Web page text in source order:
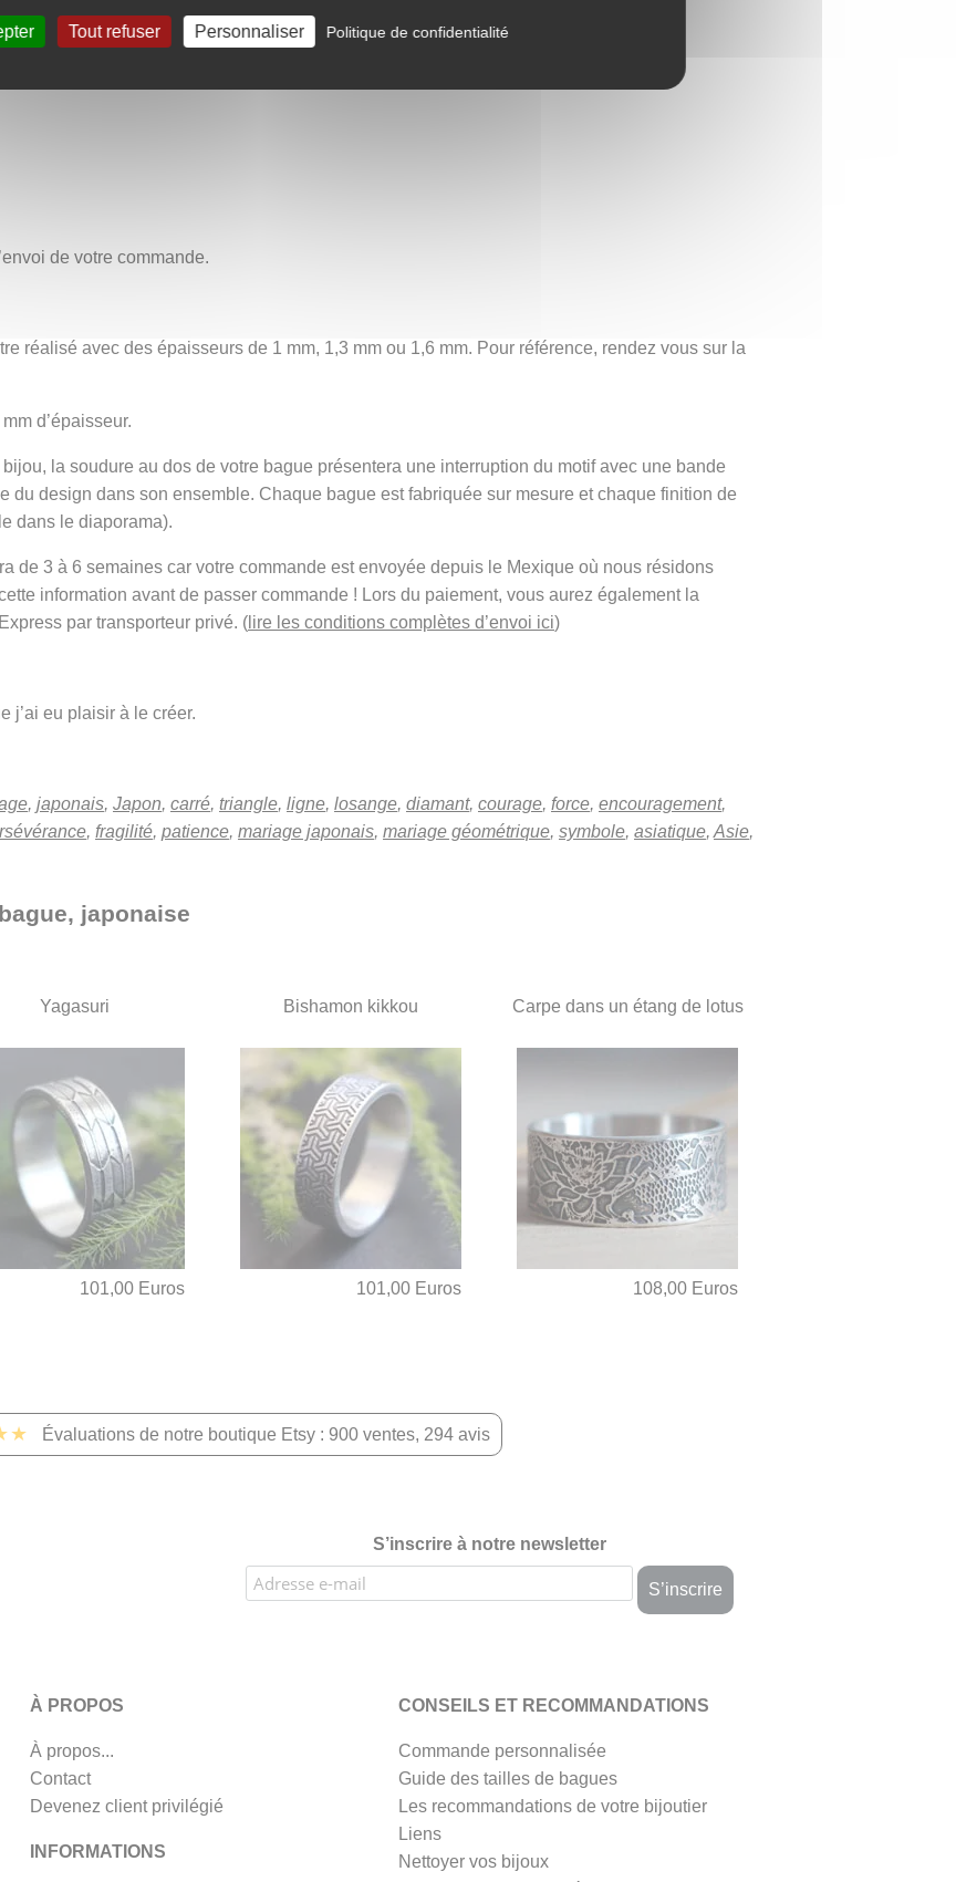
Bijoux et symboles japonais
de votre commande.
réalisé avec des épaisseurs de 1 mm, 1,3 mm ou 1,6 mm. Pour référence, rendez vous sur la
d’épaisseur.
la soudure au dos de votre bague présentera une interruption du motif avec une bande
du design dans son ensemble. Chaque bague est fabriquée sur mesure et chaque finition de
dans le diaporama).
de 3 à 6 semaines car votre commande est envoyée depuis le Mexique où nous résidons
information avant de passer commande ! Lors du paiement, vous aurez également la
par transporteur privé. ( lire les conditions complètes d’envoi ici)
j’ai eu plaisir à le créer.
, japonais, Japon, carré, triangle, ligne, losange, diamant, courage, force, encouragement,
, fragilité, patience, mariage japonais, mariage géométrique, symbole, asiatique, Asie,
japonaise
Yagasuri
101,00 Euros
Bishamon kikkou
101,00 Euros
Carpe dans un étang de lotus
108,00 Euros
Évaluations de notre boutique Etsy : 900 ventes, 294 avis
S’inscrire à notre newsletter
À PROPOS
À propos...
Contact
Devenez client privilégié
INFORMATIONS
CONSEILS ET RECOMMANDATIONS
Commande personnalisée
Guide des tailles de bagues
Les recommandations de votre bijoutier
Liens
Nettoyer vos bijoux
Tout refuser Personnaliser Politique de confidentialité